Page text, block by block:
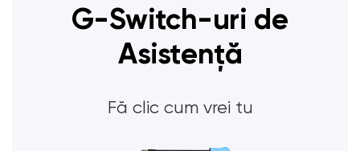
G-Switch-uri de
Asistență
Fă clic cum vrei tu